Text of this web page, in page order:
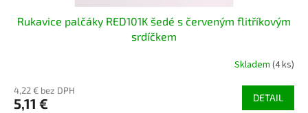
Rukavice palčáky RED101K šedé s červeným flitříkovým
srdíčkem
Skladem (4 ks)
4,22 € bez DPH
5,11 € DETAIL